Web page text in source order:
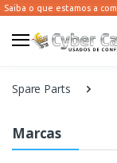
Spare Parts
Marcas